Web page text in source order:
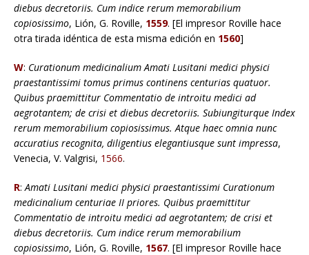
diebus decretoriis. Cum indice rerum memorabilium
copiosissimo, Lión, G. Roville, 1559. [El impresor Roville hace
otra tirada idéntica de esta misma edición en 1560]
W: Curationum medicinalium Amati Lusitani medici physici
praestantissimi tomus primus continens centurias quatuor.
Quibus praemittitur Commentatio de introitu medici ad
aegrotantem; de crisi et diebus decretoriis. Subiungiturque Index
rerum memorabilium copiosissimus. Atque haec omnia nunc
accuratius recognita, diligentius elegantiusque sunt impressa,
Venecia, V. Valgrisi, 1566.
R:Amati Lusitani medici physici praestantissimi Curationum
medicinalium centuriae II priores. Quibus praemittitur
Commentatio de introitu medici ad aegrotantem; de crisi et
diebus decretoriis. Cum indice rerum memorabilium
copiosissimo, Lión, G. Roville, 1567. [El impresor Roville hace